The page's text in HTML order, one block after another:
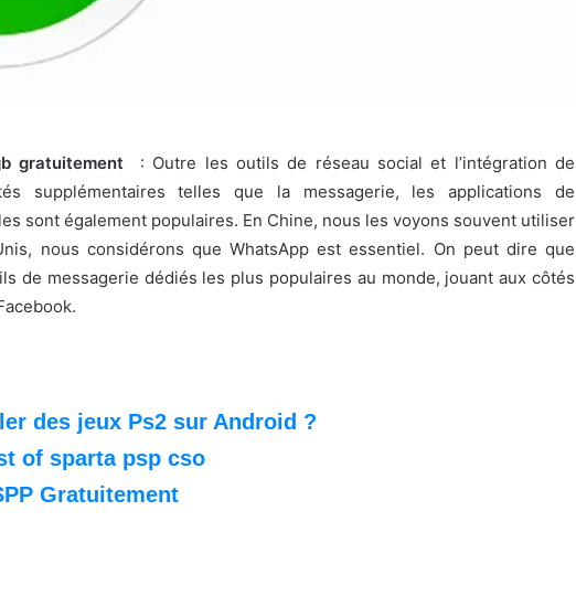
gratuitement
: Outre les outils de réseau social et l’intégration de
supplémentaires telles que la messagerie, les applications de
sont également populaires. En Chine, nous les voyons souvent utiliser
nous considérons que WhatsApp est essentiel. On peut dire que
de messagerie dédiés les plus populaires au monde, jouant aux côtés
des jeux Ps2 sur Android ?
of sparta psp cso
Gratuitement